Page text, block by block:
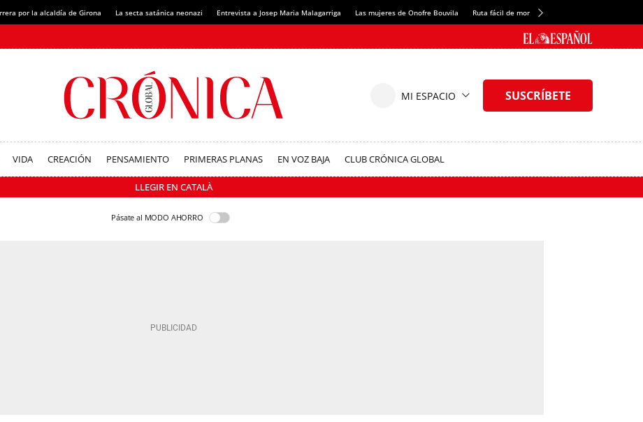
por la alcaldía de Girona La secta satánica neonazi Entrevista a Josep Maria Malagarriga Las mujeres de Onofre Bouvila Ruta fácil de montaña
VIDA CREACIÓN PENSAMIENTO PRIMERAS PLANAS EN VOZ BAJA CLUB CRÓNICA GLOBAL
LLEGIR EN CATALÀ
Pásate al MODO AHORRO